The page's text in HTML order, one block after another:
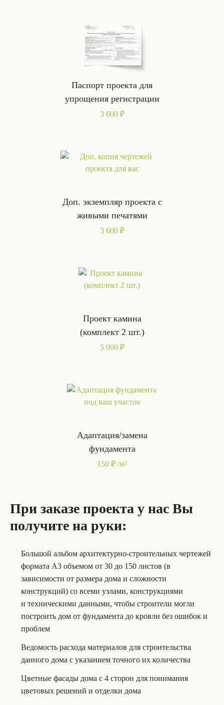
Паспорт проекта для
упрощения регистрации
3 600 ₽
Доп. экземпляр проекта с
живыми печатями
3 600 ₽
Проект камина
(комплект 2 шт.)
5 000 ₽
Адаптация/замена
фундамента
150 ₽ /м²
При заказе проекта у нас Вы
получите на руки:
Большой альбом архитектурно-строительных чертежей
формата А3 объемом от 30 до 150 листов (в
зависимости от размера дома и сложности
конструкций) со всеми узлами, конструкциями
и техническими данными, чтобы строители могли
построить дом от фундамента до кровли без ошибок и
проблем
Ведомость расхода материалов для строительства
данного дома с указанием точного их количества
Цветные фасады дома с 4 сторон для понимания
цветовых решений и отделки дома